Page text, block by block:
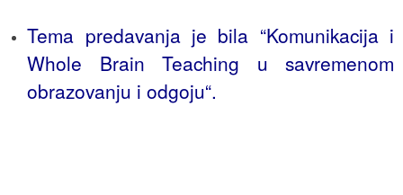
Tema predavanja je bila “Komunikacija i
Whole Brain Teaching u savremenom
obrazovanju i odgoju“.